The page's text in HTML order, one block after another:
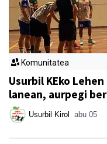
Komunitatea
Usurbil KEko
lanean, aurpegi
Usurbil Kirol abu 05